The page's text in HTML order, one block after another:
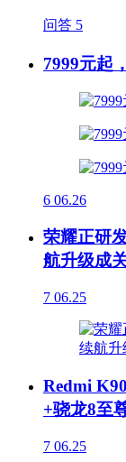
问答 5
7999元起
6 06.26
荣耀正研
航升级成
7 06.25
Redmi
+骁龙8至
7 06.25